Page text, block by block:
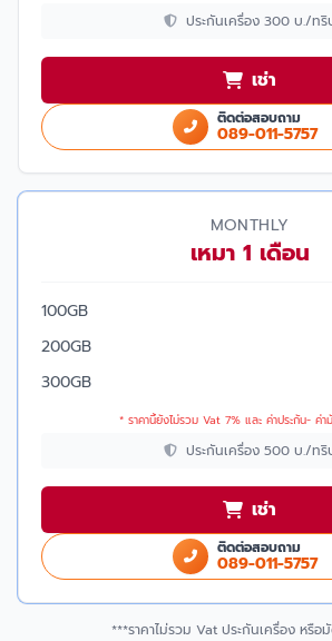
ประกันเครื่อง 300 บ./ทริ
เช่า
ติดต่อสอบถาม
089-011-5757
MONTHLY
เหมา 1 เดือน
100GB
200GB
300GB
* ราคานี้ยังไม่รวม Vat 7% และ ค่าประกัน- ค่า
ประกันเครื่อง 500 บ./ทริ
เช่า
ติดต่อสอบถาม
089-011-5757
***ราคาไม่รวม Vat ประกันเครื่อง หรือ